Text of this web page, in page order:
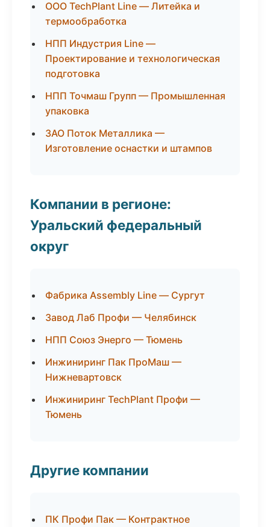
ООО TechPlant Line — Литейка и
термообработка
НПП Индустрия Line —
Проектирование и технологическая
подготовка
НПП Точмаш Групп — Промышленная
упаковка
ЗАО Поток Металлика —
Изготовление оснастки и штампов
Компании в регионе:
Уральский федеральный
округ
Фабрика Assembly Line — Сургут
Завод Лаб Профи — Челябинск
НПП Союз Энерго — Тюмень
Инжиниринг Пак ПроМаш —
Нижневартовск
Инжиниринг TechPlant Профи —
Тюмень
Другие компании
ПК Профи Пак — Контрактное